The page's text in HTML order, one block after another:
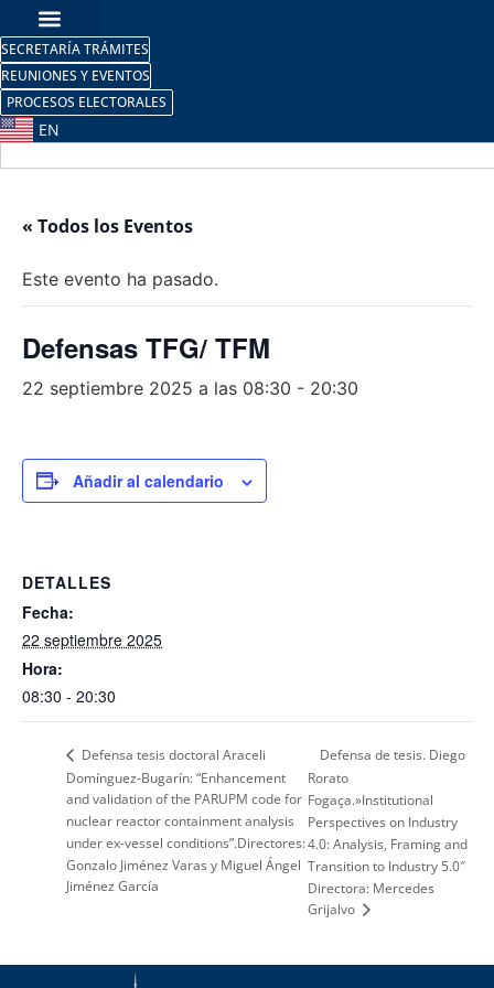
SECRETARÍA TRÁMITES
REUNIONES Y EVENTOS
PROCESOS ELECTORALES
EN
« Todos los Eventos
Este evento ha pasado.
Defensas TFG/ TFM
22 septiembre 2025 a las 08:30 - 20:30
Añadir al calendario
DETALLES
Fecha:
22 septiembre 2025
Hora:
08:30 - 20:30
Defensa tesis doctoral Araceli
Domínguez-Bugarín: “Enhancement
and validation of the PARUPM code for
nuclear reactor containment analysis
under ex-vessel conditions”.Directores:
Gonzalo Jiménez Varas y Miguel Ángel
Jiménez García
Defensa de tesis. Diego
Rorato
Fogaça.»Institutional
Perspectives on Industry
4.0: Analysis, Framing and
Transition to Industry 5.0″
Directora: Mercedes
Grijalvo